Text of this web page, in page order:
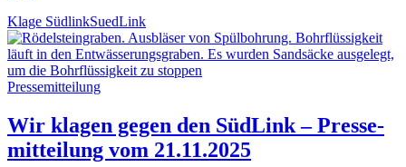
Klage SüdlinkSuedLink
Pressemitteilung
Wir kla­gen gegen den Süd­Link – Pres­se­
mit­tei­lung vom 21.11.2025